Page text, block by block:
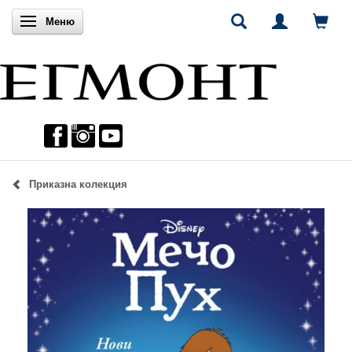
Включи навигацията
Меню
Приказна колекция